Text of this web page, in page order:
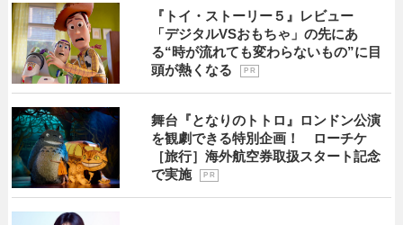
『トイ・ストーリー５』レビュー
「デジタルVSおもちゃ」の先にあ
る“時が流れても変わらないもの”に目
頭が熱くなる
P R
舞台『となりのトトロ』ロンドン公演
を観劇できる特別企画！ ローチケ
［旅行］海外航空券取扱スタート記念
で実施
P R